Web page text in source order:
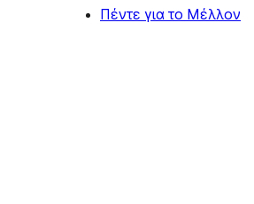
Πέντε για το Μέλλον